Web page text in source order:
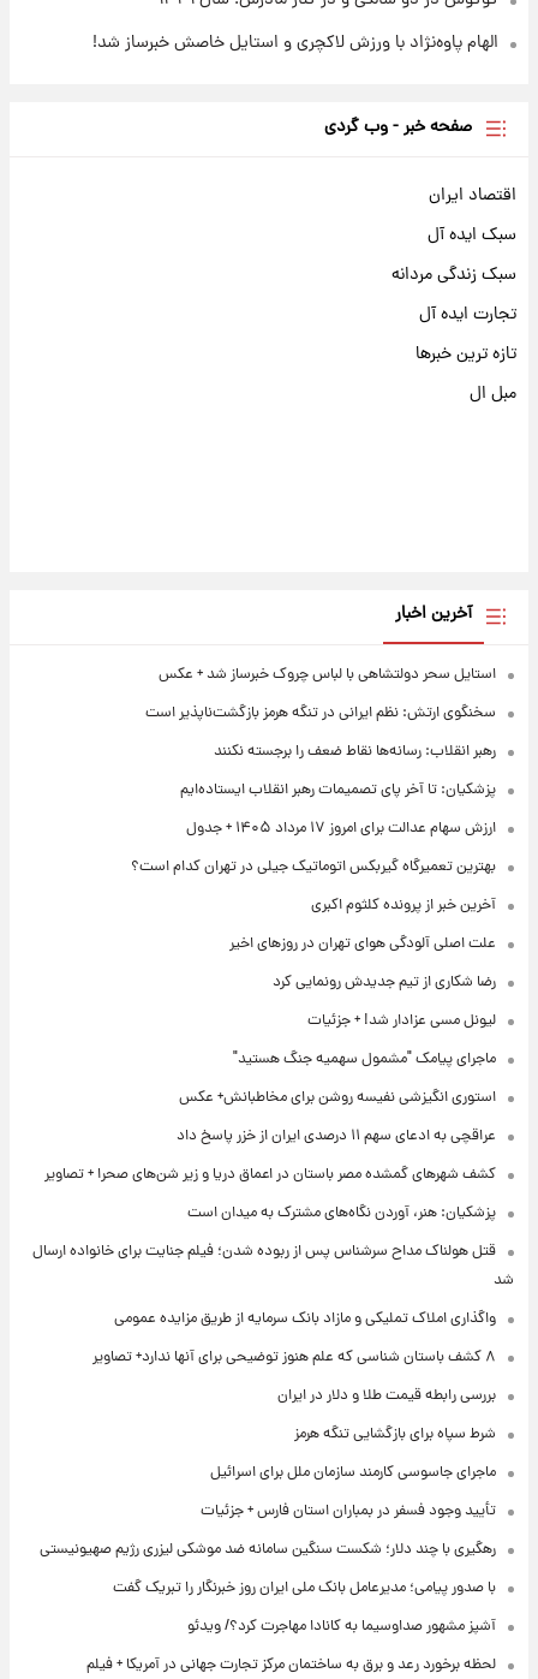
الهام پاوه‌نژاد با ورزش لاکچری و استایل خاصش خبرساز شد!
صفحه خبر - وب گردی
اقتصاد ایران
سبک ایده آل
سبک زندگی مردانه
تجارت ایده آل
تازه ترین خبرها
مبل ال
آخرین اخبار
استایل سحر دولتشاهی با لباس چروک خبرساز شد + عکس
سخنگوی ارتش: نظم ایرانی در تنگه هرمز بازگشت‌ناپذیر است
رهبر انقلاب: رسانه‌ها نقاط ضعف را برجسته نکنند
پزشکیان: تا آخر پای تصمیمات رهبر انقلاب ایستاده‌ایم
ارزش سهام عدالت برای امروز ۱۷ مرداد ۱۴۰۵ + جدول
بهترین تعمیرگاه گیربکس اتوماتیک جیلی در تهران کدام است؟
آخرین خبر از پرونده کلثوم اکبری
علت اصلی آلودگی هوای تهران در روزهای اخیر
رضا شکاری از تیم جدیدش رونمایی کرد
لیونل مسی عزادار شد! + جزئیات
ماجرای پیامک "مشمول سهمیه جنگ هستید"
استوری انگیزشی نفیسه روشن برای مخاطبانش+ عکس
عراقچی به ادعای سهم ۱۱ درصدی ایران از خزر پاسخ داد
کشف شهرهای گمشده مصر باستان در اعماق دریا و زیر شن‌های صحرا + تصاویر
پزشکیان: هنر، آوردن نگاه‌های مشترک به میدان است
قتل هولناک مداح سرشناس پس از ربوده شدن؛ فیلم جنایت برای خانواده ارسال
شد
واگذاری املاک تملیکی و مازاد بانک سرمایه از طریق مزایده عمومی
۸ کشف باستان شناسی که علم هنوز توضیحی برای آنها ندارد+ تصاویر
بررسی رابطه قیمت طلا و دلار در ایران
شرط سپاه برای بازگشایی تنگه هرمز
ماجرای جاسوسی کارمند سازمان ملل برای اسرائیل
تأیید وجود فسفر در بمباران استان فارس + جزئیات
رهگیری با چند دلار؛ شکست سنگین سامانه ضد موشکی لیزری رژیم صهیونیستی
با صدور پیامی؛ مدیرعامل بانک ملی ایران روز خبرنگار را تبریک گفت
آشپز مشهور صداوسیما به کانادا مهاجرت کرد؟/ ویدئو
لحظه برخورد رعد و برق به ساختمان مرکز تجارت جهانی در آمریکا + فیلم